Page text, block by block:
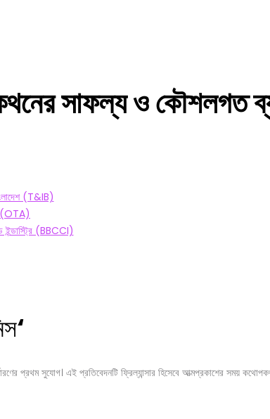
সাফল্যওকৌশলগত
(T&IB)
(OTA)
ইন্ডাস্ট্রি (BBCCI)
‘
প্রথম সুযোগ। এই প্রতিবেদনটি ফ্রিল্যান্সার হিসেবে আত্মপ্রকাশের সময়